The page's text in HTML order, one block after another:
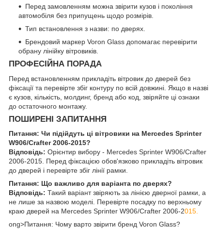
Перед замовленням можна звірити кузов і покоління
автомобіля без припущень щодо розмірів.
Тип встановлення з назви: по дверях.
Брендовий маркер Voron Glass допомагає перевірити
обрану лінійку вітровиків.
ПРОФЕСІЙНА ПОРАДА
Перед встановленням прикладіть вітровик до дверей без
фіксації та перевірте збіг контуру по всій довжині. Якщо в назві
є кузов, кількість, молдинг, бренд або код, звіряйте ці ознаки
до остаточного монтажу.
ПОШИРЕНІ ЗАПИТАННЯ
Питання: Чи підійдуть ці вітровики на Mercedes Sprinter
W906/Crafter 2006-2015?
Відповідь: Орієнтир вибору - Mercedes Sprinter W906/Crafter
2006-2015. Перед фіксацією обов'язково прикладіть вітровик
до дверей і перевірте збіг лінії рамки.
Питання: Що важливо для варіанта по дверях?
Відповідь: Такий варіант звіряють за лінією дверної рамки, а
не лише за назвою моделі. Перевірте посадку по верхньому
краю дверей на Mercedes Sprinter W906/Crafter 2006-2015.
ong>Питання: Чому варто звірити бренд Voron Glass?